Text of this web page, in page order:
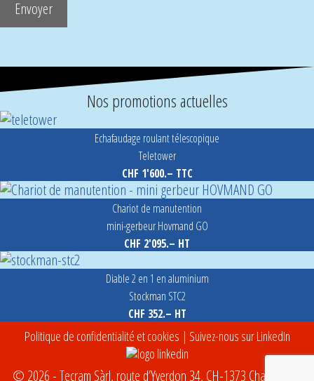
Nos promotions actuelles
Echafaudage roulant télescopique
Teletower
CHF 1'600.– TTC
Chariot de manutention
mini-gerbeur Hovmand GO
CHF 2'095.– HT
Diable 2 en 1 en aluminium
Stockman STC2
CHF 352.– HT
Politique de confidentialité et cookies | Suivez-nous sur LinkedIn
© 2026 - Tecram Sàrl, route d’Yverdon 34, CH-1373 Chavornay -